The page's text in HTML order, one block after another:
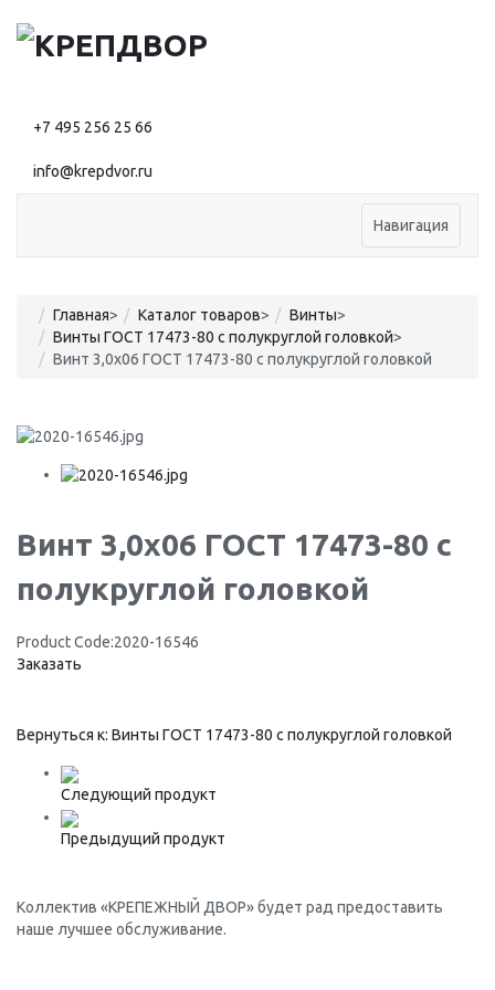
+7 495 256 25 66
info@krepdvor.ru
Навигация
Главная> Каталог товаров> Винты>
Винты ГОСТ 17473-80 с полукруглой головкой>
Винт 3,0х06 ГОСТ 17473-80 с полукруглой головкой
Винт 3,0х06 ГОСТ 17473-80 с
полукруглой головкой
Product Code:2020-16546
Заказать
Вернуться к: Винты ГОСТ 17473-80 с полукруглой головкой
Следующий продукт
Предыдущий продукт
Коллектив «КРЕПЕЖНЫЙ ДВОР» будет рад предоставить
наше лучшее обслуживание.